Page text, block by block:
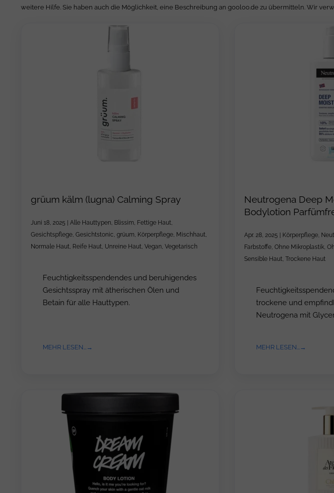
weitere Hilfe. Sie haben auch die Möglichkeit, eine Beschreibung an gooloo.de zu übermitteln. Wir
grüum kälm (lugna) Calming Spray
Juni 18, 2025 Alle Hauttypen, Blissim, Fettige Haut,
Gesichtspflege, Gesichtstonic, grüum, Körperpflege, Mischhaut,
Normale Haut, Reife Haut, Unreine Haut, Vegan, Vegetarisch
Feuchtigkeitsspendendes und beruhigendes
Gesichtsspray mit ätherischen Ölen und
Betain für alle Hauttypen.
MEHR LESEN...
Neutrogena Deep
Bodylotion
Apr. 28, 2025 Körperpflege,
Farbstoffe, Ohne Mikroplastik,
Sensible Haut, Trockene Haut
trockene und
Neutrogena mit
MEHR LESEN...